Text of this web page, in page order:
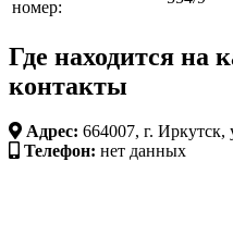
номер:
Где находится на
контакты
Адрес: 664007, г.
Телефон: нет данных